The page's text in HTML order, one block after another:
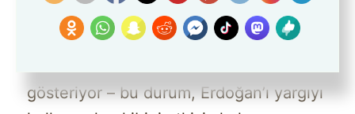
Anketler, İmamoğlu’nun şu anda
Cumhurbaşkanı Recep Tayyip
gösteriyor – bu durum, Erdoğan’ı yargıyı